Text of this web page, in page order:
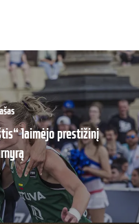
laimėjo prestižinį